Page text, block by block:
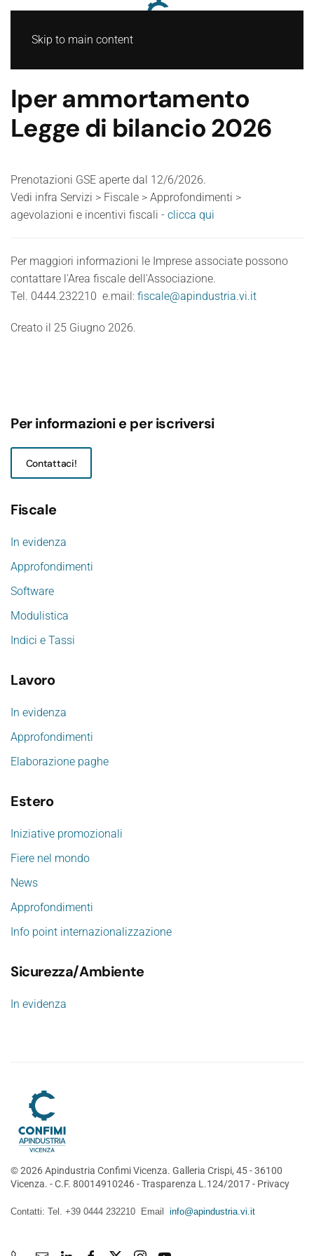
Skip to main content
Iper ammortamento
Legge di bilancio 2026
Prenotazioni GSE aperte dal 12/6/2026.
Vedi infra Servizi > Fiscale > Approfondimenti >
agevolazioni e incentivi fiscali - clicca qui
Per maggiori informazioni le Imprese associate possono
contattare l'Area fiscale dell'Associazione.
Tel. 0444.232210 e.mail: fiscale@apindustria.vi.it
Creato il 25 Giugno 2026.
Per informazioni e per iscriversi
Contattaci!
Fiscale
In evidenza
Approfondimenti
Software
Modulistica
Indici e Tassi
Lavoro
In evidenza
Approfondimenti
Elaborazione paghe
Estero
Iniziative promozionali
Fiere nel mondo
News
Approfondimenti
Info point internazionalizzazione
Sicurezza/Ambiente
In evidenza
©2026Apindustria Confimi Vicenza. Galleria Crispi, 45 - 36100
Vicenza. - C.F. 80014910246 -Trasparenza L.124/2017- Privacy
Contatti: Tel. +39 0444 232210 Email info@apindustria.vi.it